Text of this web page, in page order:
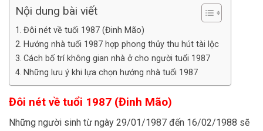
Nội dung bài viết
Đôi nét về tuổi 1987 (Đinh Mão)
Hướng nhà tuổi 1987 hợp phong thủy thu hút tài lộc
Cách bố trí không gian nhà ở cho người tuổi 1987
Những lưu ý khi lựa chọn hướng nhà tuổi 1987
Đôi nét về tuổi 1987 (Đinh Mão)
Những người sinh từ ngày 29/01/1987 đến 16/02/1988 sẽ